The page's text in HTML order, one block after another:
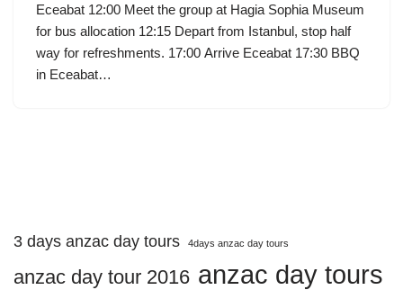
Eceabat 12:00 Meet the group at Hagia Sophia Museum
for bus allocation 12:15 Depart from Istanbul, stop half
way for refreshments. 17:00 Arrive Eceabat 17:30 BBQ
in Eceabat…
3 days anzac day tours 4days anzac day tours
anzac day tour 2016 anzac day tours